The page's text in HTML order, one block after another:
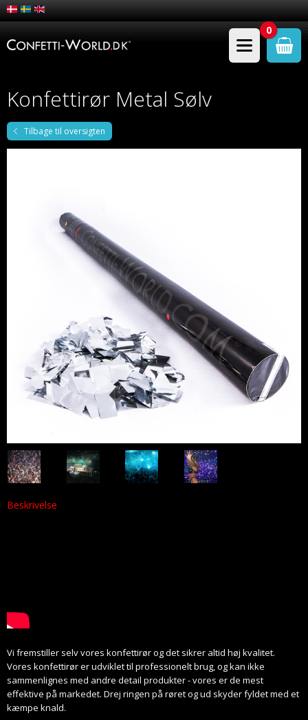
0
Konfettirør Metal Sølv
Tilbage til oversigten
Beskrivelse
Vi fremstiller selv vores konfettirør og det sikrer altid høj kvalitet.
Vores konfettirør er udviklet til professionelt brug, og kan ikke
sammenlignes med andre detail produkter - vores er de mest
effektive på markedet. Drej ringen på røret og ud skyder fyldet med et
kæmpe knald.